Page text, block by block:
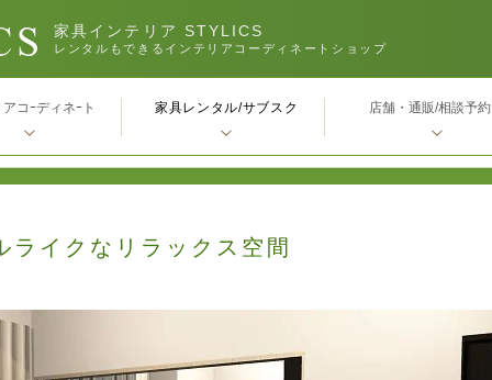
家具インテリア STYLICS
レンタルもできるインテリアコーディネートショップ
ライクなリラックス空間
コｰディネｰト 家具レンタル/サブスク 店舗・通販/相談予約